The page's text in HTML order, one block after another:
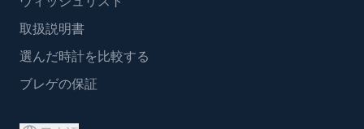
取扱説明書
選んだ時計を比較する
ブレゲの保証